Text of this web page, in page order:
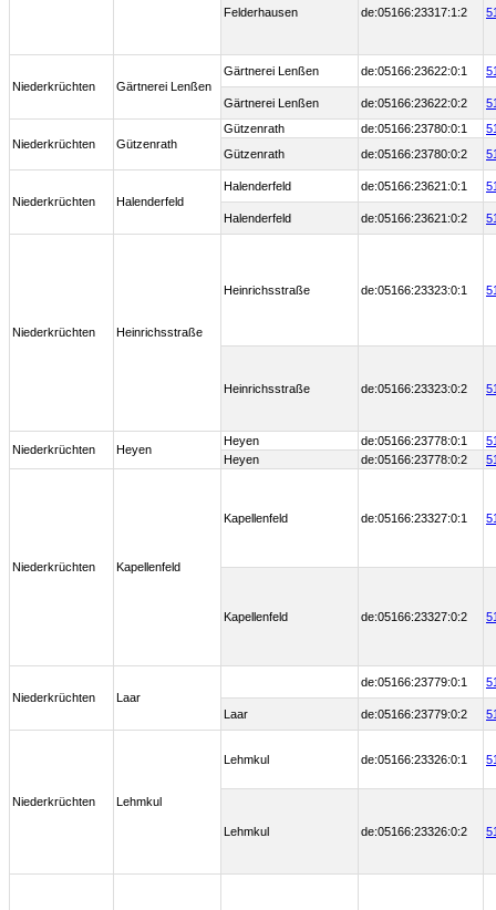
Felderhausen de:05166:23317:1:2
Niederkrüchten Gärtnerei Lenßen
Gärtnerei Lenßen de:05166:23622:0:1
Gärtnerei Lenßen de:05166:23622:0:2
Niederkrüchten Gützenrath
Gützenrath de:05166:23780:0:1
Gützenrath
de:05166:23780:0:2
Niederkrüchten Halenderfeld
Halenderfeld de:05166:23621:0:1
Halenderfeld de:05166:23621:0:2
Niederkrüchten Heinrichsstraße
Heinrichsstraße de:05166:23323:0:1
Heinrichsstraße de:05166:23323:0:2
Niederkrüchten Heyen
Heyen de:05166:23778:0:1
Heyen
de:05166:23778:0:2
Niederkrüchten Kapellenfeld
Kapellenfeld de:05166:23327:0:1
Kapellenfeld de:05166:23327:0:2
Niederkrüchten Laar
de:05166:23779:0:1
Laar de:05166:23779:0:2
Niederkrüchten Lehmkul
Lehmkul de:05166:23326:0:1
Lehmkul de:05166:23326:0:2